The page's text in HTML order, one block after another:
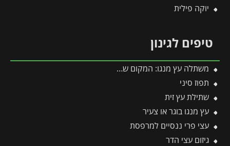
יוקה פילית
טיפים לגינון
משתלה עץ מנגו: המקום שלכם לעצי המנגו המשובחים והנדירים
תפוז סיני
שתילת עץ זית
עץ מנגו בוגר או צעיר
עצי פרי ננסיים למרפסת
גיזום עצי הדר